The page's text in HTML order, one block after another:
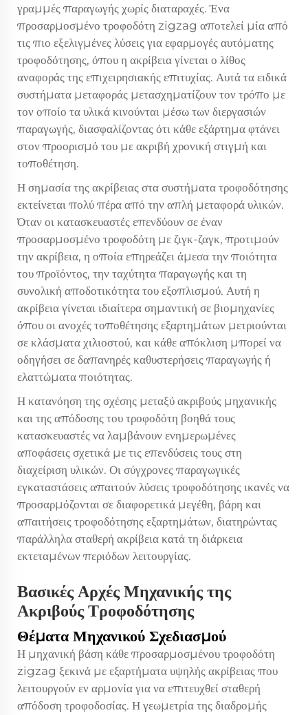
γραμμές παραγωγής χωρίς διαταραχές. Ένα
προσαρμοσμένο τροφοδότη zigzag αποτελεί μία από
τις πιο εξελιγμένες λύσεις για εφαρμογές αυτόματης
τροφοδότησης, όπου η ακρίβεια γίνεται ο λίθος
αναφοράς της επιχειρησιακής επιτυχίας. Αυτά τα ειδικά
συστήματα μεταφοράς μετασχηματίζουν τον τρόπο με
τον οποίο τα υλικά κινούνται μέσω των διεργασιών
παραγωγής, διασφαλίζοντας ότι κάθε εξάρτημα φτάνει
στον προορισμό του με ακριβή χρονική στιγμή και
τοποθέτηση.
Η σημασία της ακρίβειας στα συστήματα τροφοδότησης
εκτείνεται πολύ πέρα από την απλή μεταφορά υλικών.
Όταν οι κατασκευαστές επενδύουν σε έναν
προσαρμοσμένο τροφοδότη με ζιγκ-ζαγκ, προτιμούν
την ακρίβεια, η οποία επηρεάζει άμεσα την ποιότητα
του προϊόντος, την ταχύτητα παραγωγής και τη
συνολική αποδοτικότητα του εξοπλισμού. Αυτή η
ακρίβεια γίνεται ιδιαίτερα σημαντική σε βιομηχανίες
όπου οι ανοχές τοποθέτησης εξαρτημάτων μετριούνται
σε κλάσματα χιλιοστού, και κάθε απόκλιση μπορεί να
οδηγήσει σε δαπανηρές καθυστερήσεις παραγωγής ή
ελαττώματα ποιότητας.
Η κατανόηση της σχέσης μεταξύ ακριβούς μηχανικής
και της απόδοσης του τροφοδότη βοηθά τους
κατασκευαστές να λαμβάνουν ενημερωμένες
αποφάσεις σχετικά με τις επενδύσεις τους στη
διαχείριση υλικών. Οι σύγχρονες παραγωγικές
εγκαταστάσεις απαιτούν λύσεις τροφοδότησης ικανές να
προσαρμόζονται σε διαφορετικά μεγέθη, βάρη και
απαιτήσεις τροφοδότησης εξαρτημάτων, διατηρώντας
παράλληλα σταθερή ακρίβεια κατά τη διάρκεια
εκτεταμένων περιόδων λειτουργίας.
Βασικές Αρχές Μηχανικής της
Ακριβούς Τροφοδότησης
Θέματα Μηχανικού Σχεδιασμού
Η μηχανική βάση κάθε προσαρμοσμένου τροφοδότη
zigzag ξεκινά με εξαρτήματα υψηλής ακρίβειας που
λειτουργούν εν αρμονία για να επιτευχθεί σταθερή
απόδοση τροφοδοσίας. Η γεωμετρία της διαδρομής